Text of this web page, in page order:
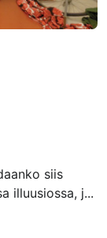
siis
illuusiossa, j...